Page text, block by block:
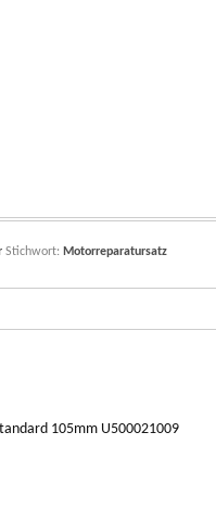
105mm U500021009
Stichwort: Motorreparatursatz
105mm U500021009